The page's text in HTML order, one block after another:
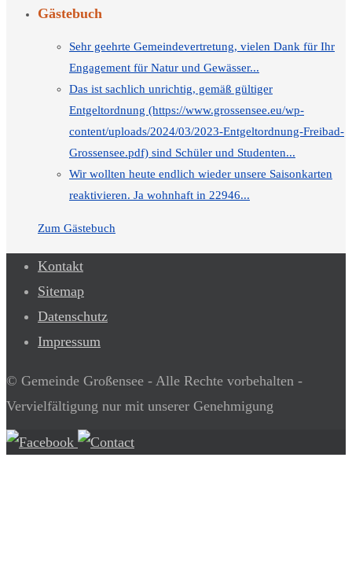
Gästebuch
Sehr geehrte Gemeindevertretung, vielen Dank für Ihr
Engagement für Natur und Gewässer...
Das ist sachlich unrichtig, gemäß gültiger
Entgeltordnung (https://www.grossensee.eu/wp-
content/uploads/2024/03/2023-Entgeltordnung-Freibad-
Grossensee.pdf) sind Schüler und Studenten...
Wir wollten heute endlich wieder unsere Saisonkarten
reaktivieren. Ja wohnhaft in 22946...
Zum Gästebuch
Kontakt
Sitemap
Datenschutz
Impressum
© Gemeinde Großensee - Alle Rechte vorbehalten -
Vervielfältigung nur mit unserer Genehmigung